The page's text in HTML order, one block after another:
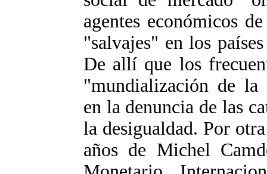
agentes económicos
"salvajes" en los
De allí que los
"mundialización de la
en la denuncia de las
la desigualdad. Por
años de Michel